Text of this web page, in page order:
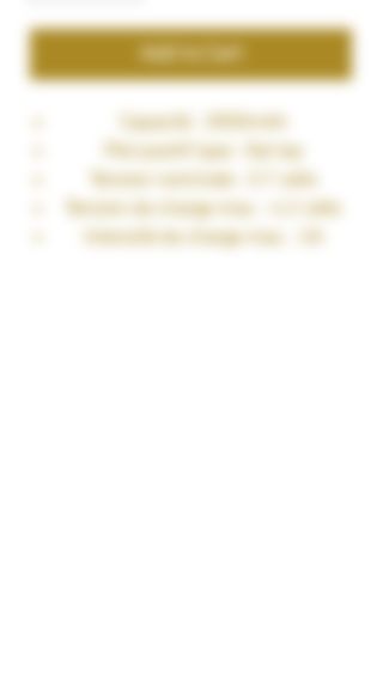
Add to Cart
Capacité : 3000mAh
Plot positif type : flat top
Tension nominale : 3.7 volts
Tension de charge max. : 4.2 volts
Intensité de charge max. : 2A